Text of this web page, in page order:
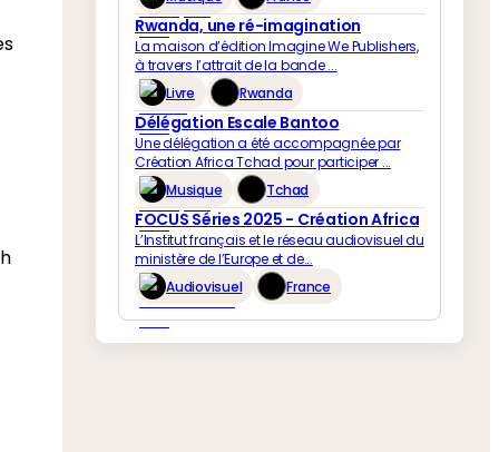
Rwanda, une ré-imagination
La maison d’édition Imagine We Publishers,
à travers l’attrait de la bande ...
Livre
Rwanda
Délégation Escale Bantoo
Une délégation a été accompagnée par
Création Africa Tchad pour participer ...
Musique
Tchad
FOCUS Séries 2025 - Création Africa
L’Institut français et le réseau audiovisuel du
ministère de l’Europe et de...
Audiovisuel
France